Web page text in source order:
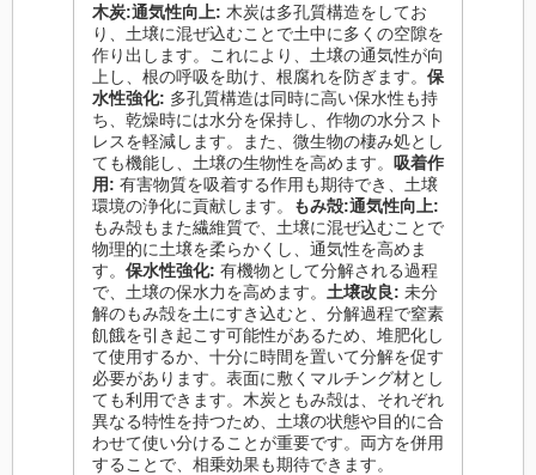
木炭:通気性向上: 木炭は多孔質構造をしてお
り、土壌に混ぜ込むことで土中に多くの空隙を
作り出します。これにより、土壌の通気性が向
上し、根の呼吸を助け、根腐れを防ぎます。 保
水性強化: 多孔質構造は同時に高い保水性も持
ち、乾燥時には水分を保持し、作物の水分スト
レスを軽減します。また、微生物の棲み処とし
ても機能し、土壌の生物性を高めます。
吸着作
用: 有害物質を吸着する作用も期待でき、土壌
環境の浄化に貢献します。
もみ殻:通気性向上:
もみ殻もまた繊維質で、土壌に混ぜ込むことで
物理的に土壌を柔らかくし、通気性を高めま
す。 保水性強化: 有機物として分解される過程
で、土壌の保水力を高めます。 土壌改良: 未分
解のもみ殻を土にすき込むと、分解過程で窒素
飢餓を引き起こす可能性があるため、堆肥化し
て使用するか、十分に時間を置いて分解を促す
必要があります。表面に敷くマルチング材とし
ても利用できます。木炭ともみ殻は、それぞれ
異なる特性を持つため、土壌の状態や目的に合
わせて使い分けることが重要です。両方を併用
することで、相乗効果も期待できます。